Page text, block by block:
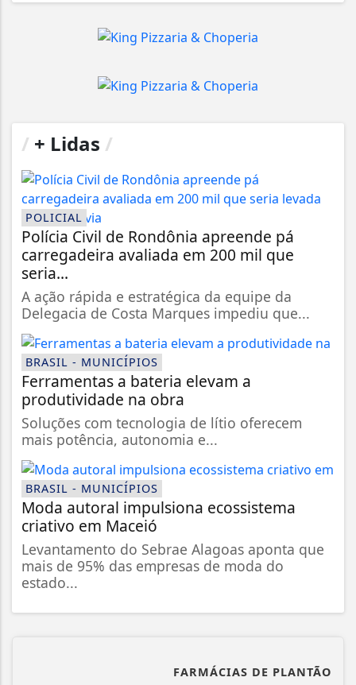
/ + Lidas /
POLICIAL
Polícia Civil de Rondônia apreende pá
carregadeira avaliada em 200 mil que
seria...
A ação rápida e estratégica da equipe da
Delegacia de Costa Marques impediu que...
BRASIL - MUNICÍPIOS
Ferramentas a bateria elevam a
produtividade na obra
Soluções com tecnologia de lítio oferecem
mais potência, autonomia e...
BRASIL - MUNICÍPIOS
Moda autoral impulsiona ecossistema
criativo em Maceió
Levantamento do Sebrae Alagoas aponta que
mais de 95% das empresas de moda do
estado...
FARMÁCIAS DE PLANTÃO